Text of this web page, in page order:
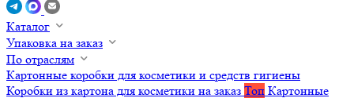
Каталог
Упаковка на заказ
По отраслям
Картонные коробки для косметики и средств гигиены
Коробки из картона для косметики на заказ Топ Картонные